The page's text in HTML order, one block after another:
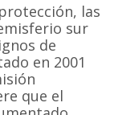
las
sur
de
en 2001
que el